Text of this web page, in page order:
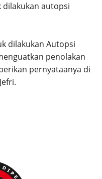
autopsi
dilakukan Autopsi
penolakan
pernyataanya di